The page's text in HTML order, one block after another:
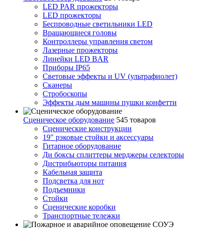
LED PAR прожекторы
LED прожекторы
Беспроводные светильники LED
Вращающиеся головы
Контроллеры управления светом
Лазерные прожекторы
Линейки LED BAR
Приборы IP65
Световые эффекты и UV (ультрафиолет)
Сканеры
Стробоскопы
Эффекты дым машины пушки конфетти
Сценическое оборудование 545 товаров
Сценические конструкции
19" рэковые стойки и аксесcуары
Гитарное оборудование
Ди боксы сплиттеры мерджеры селекторы
Дистрибьюторы питания
Кабельная защита
Подсветка для нот
Подъемники
Стойки
Сценические коробки
Транспортные тележки